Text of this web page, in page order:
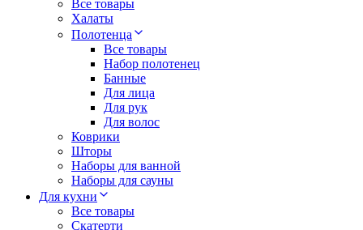
Все товары
Халаты
Полотенца
Все товары
Набор полотенец
Банные
Для лица
Для рук
Для волос
Коврики
Шторы
Наборы для ванной
Наборы для сауны
Для кухни
Все товары
Скатерти